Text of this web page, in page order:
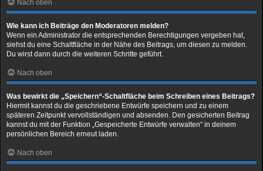
Nach oben
Wie kann ich Beiträge den Moderatoren melden?
Wenn ein Administrator die entsprechenden Berechtigungen vergeben hat,
siehst du eine Schaltfläche in der Nähe des Beitrags, um diesen zu melden.
Du wirst dann durch die weiteren Schritte geführt.
Nach oben
Was bewirkt die „Speichern“-Schaltfläche beim Schreiben eines Beitrags?
Hiermit kannst du die geschriebene Entwürfe speichern und zu einem
späteren Zeitpunkt vervollständigen und absenden. Den gesicherten Beitrag
kannst du mit der Funktion „Gespeicherte Entwürfe verwalten“ in deinem
persönlichen Bereich erneut laden.
Nach oben